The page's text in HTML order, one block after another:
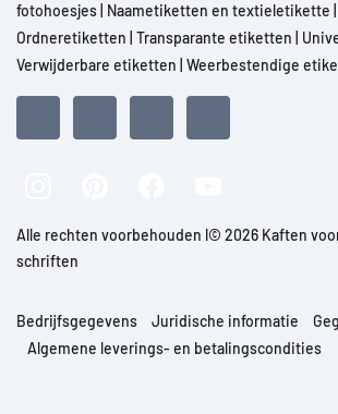
fotohoesjes Naametiketten en textieletikette
Ordneretiketten Transparante etiketten
Verwijderbare etiketten Weerbestendige
Alle rechten voorbehouden l© 2026 Kaften
schriften
Bedrijfsgegevens Juridische informatie
Algemene leverings- en betalingscondities